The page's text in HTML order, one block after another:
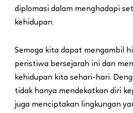
diplomasi dalam menghadapi
kehidupan.
Semoga kita dapat mengambil
peristiwa bersejarah ini dan
kehidupan kita sehari-hari.
tidak hanya mendekatkan diri
juga menciptakan lingkungan